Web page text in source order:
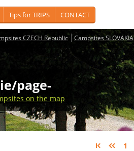
Tips for TRIPS CONTACT
CZECH Republic Campsites SLOVAKIA
page-
on the map
1